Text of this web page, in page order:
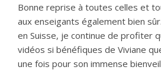
Bonne reprise à toutes celles et
aux enseigants également bien
en Suisse, je continue de profiter
vidéos si bénéfiques de Viviane
une fois pour son immense